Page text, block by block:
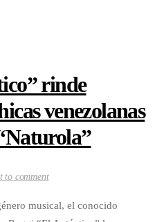
rinde
venezolanas
to comment
musical, el conocido